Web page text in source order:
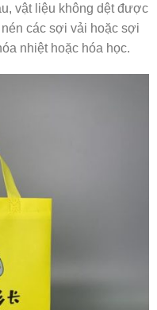
vật liệu không dệt được
các sợi vải hoặc sợi
nhiệt hoặc hóa học.